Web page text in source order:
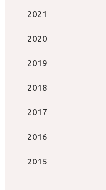
2021
2020
2019
2018
2017
2016
2015